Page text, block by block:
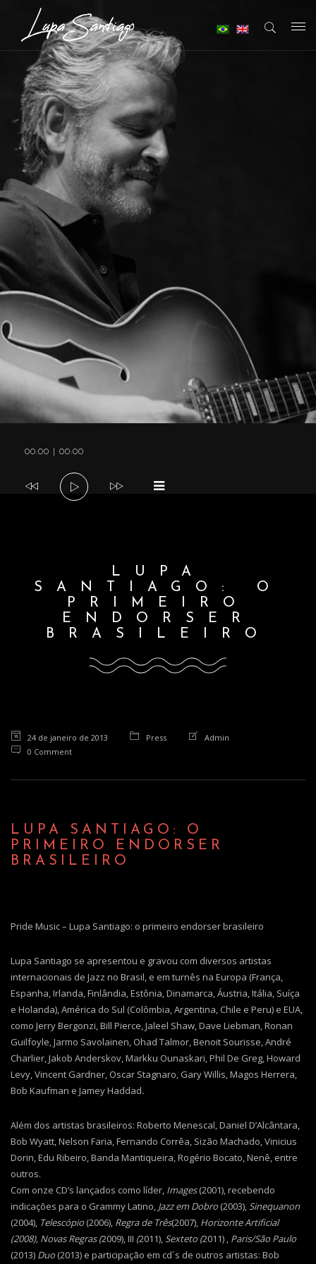
v
Tocador
áudio
00:00 00:00
LUPA
SANTIAGO: O
PRIMEIRO
ENDORSER
BRASILEIRO
24 de janeiro de 2013 Press
Admin
0 Comment
LUPA SANTIAGO: O
PRIMEIRO ENDORSER
BRASILEIRO
Pride Music – Lupa Santiago: o primeiro endorser brasileiro
Lupa Santiago se apresentou e gravou com diversos artistas
internacionais de Jazz no Brasil, e em turnês na Europa (França,
Espanha, Irlanda, Finlândia, Estônia, Dinamarca, Áustria, Itália, Suíça
e Holanda), América do Sul (Colômbia, Argentina, Chile e Peru) e EUA,
como Jerry Bergonzi, Bill Pierce, Jaleel Shaw, Dave Liebman, Ronan
Guilfoyle, Jarmo Savolainen, Ohad Talmor, Benoit Sourisse, André
Charlier, Jakob Anderskov, Markku Ounaskari, Phil De Greg, Howard
Levy, Vincent Gardner, Oscar Stagnaro, Gary Willis, Magos Herrera,
Bob Kaufman e Jamey Haddad.
Além dos artistas brasileiros: Roberto Menescal, Daniel D’Alcântara,
Bob Wyatt, Nelson Faria, Fernando Corrêa, Sizão Machado, Vinicius
Dorin, Edu Ribeiro, Banda Mantiqueira, Rogério Bocato, Nenê, entre
outros.
Com onze CD’s lançados como líder, Images(2001), recebendo
indicações para o Grammy Latino, Jazz em Dobro (2003), Sinequanon
(2004), Telescópio (2006), Regra de Três(2007), Horizonte Artificial
(2008), Novas Regras (2009), III (2011), Sexteto (2011) , Paris/São Paulo
(2013) Duo (2013) e participação em cd´s de outros artistas: Bob